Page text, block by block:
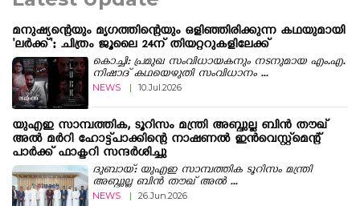
മനുഷ്യന്റെയും മൃഗത്തിന്റെയും ഒളിഞ്ഞിരിക്കുന്ന കഥയുമായി
'ലർക്ക്'; ചിത്രം ജൂലൈ 24ന് തിയറ്ററുകളിലേക്ക്
കൊച്ചി: പ്രമുഖ സംവിധായകനും നടനുമായ എം.എ.
നിഷാദ് കഥയെഴുതി സംവിധാനം ...
NEWS | 10.Jul.2026
യുഎഇ സാമ്പത്തിക, ടൂറിസം മന്ത്രി അബ്ദുല്ല ബിന്‍ തൗഖ്
അല്‍ മര്‍റി ഹോട്ട്‌പാക്കിന്റെ നാഷണൽ ഇൻവെസ്റ്റ്മെന്റ്
പാർക്ക് ഫാക്ടറി സന്ദർശിച്ചു
ദുബായ്: യുഎഇ സാമ്പത്തിക ടൂറിസം മന്ത്രി
അബ്ദുല്ല ബിന്‍ തൗഖ് അല്‍ ...
NEWS | 26.Jun.2026